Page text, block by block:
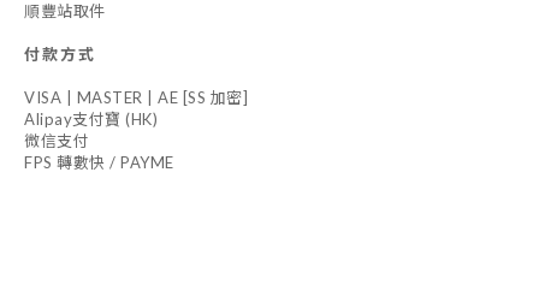
順豐站取件
付款方式
VISA | MASTER | AE [SS 加密]
Alipay支付寶 (HK)
微信支付
FPS 轉數快 / PAYME